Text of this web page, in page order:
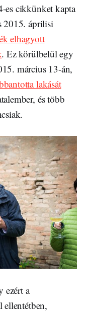
cikkünket kapta
2015. áprilisi
elhagyott
. Ez körülbelül egy
március 13-án,
lakását
és több
ezért a
ellentétben,